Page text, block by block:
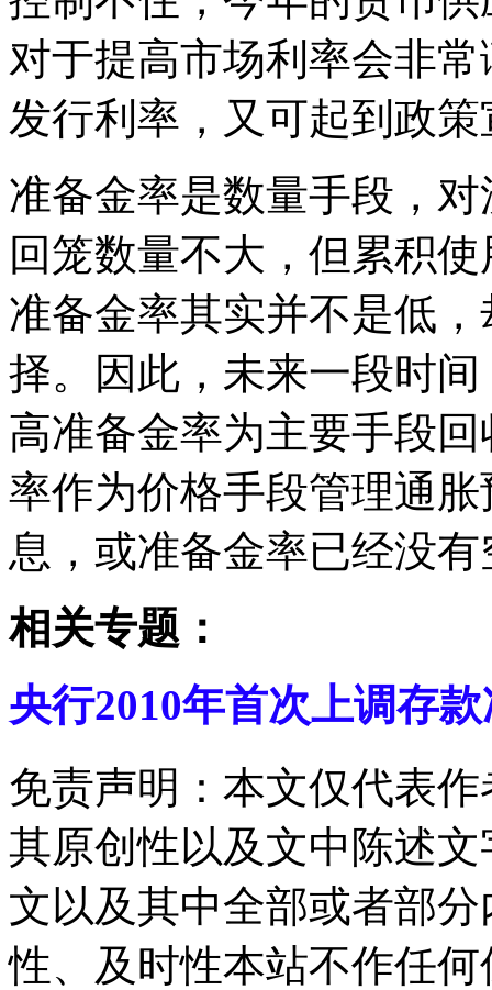
对于提高市场利率会非
发行利率，又可起到政
准备金率是数量手段，
回笼数量不大，但累积
准备金率其实并不是低
择。因此，未来一段时
高准备金率为主要手段
率作为价格手段管理通
息，或准备金率已经没
相关专题：
央行2010年首次上调存
免责声明：本文仅代表
其原创性以及文中陈述
文以及其中全部或者部
性、及时性本站不作任